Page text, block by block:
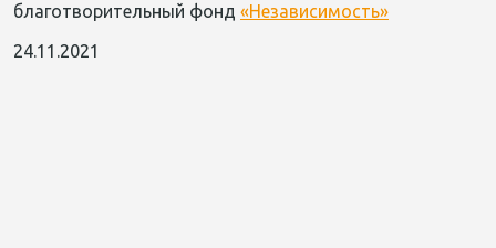
благотворительный фонд «Независимость»
24.11.2021